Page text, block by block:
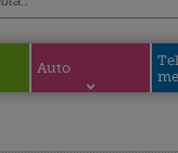
Auto